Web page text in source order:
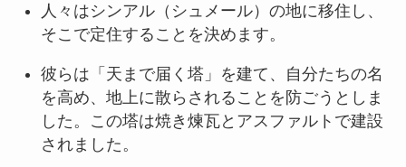
人々はシンアル（シュメール）の地に移住し、
そこで定住することを決めます。
彼らは「天まで届く塔」を建て、自分たちの名
を高め、地上に散らされることを防ごうとしま
した。この塔は焼き煉瓦とアスファルトで建設
されました。